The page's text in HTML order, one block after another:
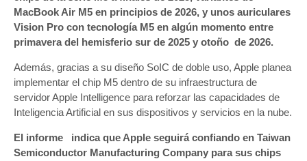
MacBook Air M5 en principios de 2026, y unos auriculares
Vision Pro con tecnología M5 en algún momento entre
primavera del hemisferio sur de 2025 y otoño de 2026.
Además, gracias a su diseño SoIC de doble uso, Apple planea
implementar el chip M5 dentro de su infraestructura de
servidor Apple Intelligence para reforzar las capacidades de
Inteligencia Artificial en sus dispositivos y servicios en la nube.
El informe indica que Apple seguirá confiando en Taiwan
Semiconductor Manufacturing Company para sus chips